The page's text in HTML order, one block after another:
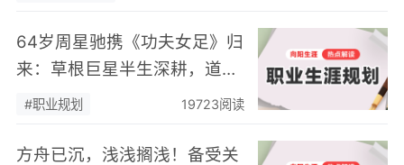
64岁周星驰携《功夫女足》归
来：草根巨星半生深耕，道尽
终身职业成长的底层逻辑
#职业规划 19723阅读
方舟已沉，浅浅搁浅！备受关